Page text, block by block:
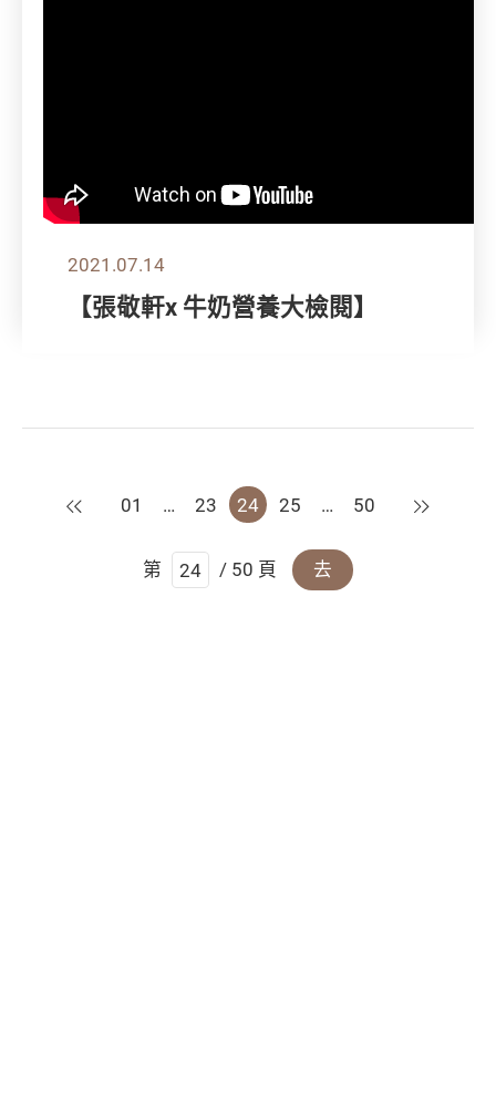
2021.07.14
【張敬軒x 牛奶營養大檢閱】
上一頁
01 … 23 24 25 … 50 下一頁
第 / 50 頁 去